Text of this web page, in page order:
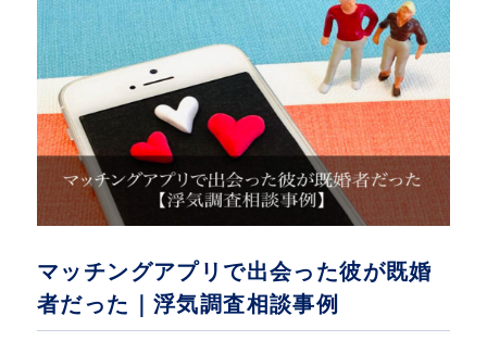
マッチングアプリで出会った彼が既婚
者だった｜浮気調査相談事例